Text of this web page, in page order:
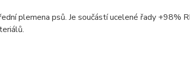
plemena psů. Je součástí ucelené řady +98%